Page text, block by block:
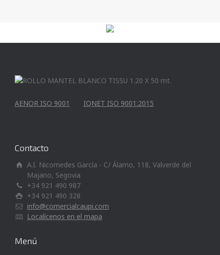
AENOR ISO 9001 IQNET ISO 9001:2015
Contacto
A.I. Nicomedes García - C/ Álamo, 118, Valverde del
Majano, Segovia
+34 921 490 987
+34 921 490 328
info@comercialcaupi.com
Localícenos en el mapa
Menú